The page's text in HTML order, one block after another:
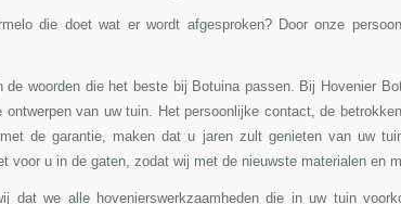
die doet wat er wordt afgesproken? Door onze
de woorden die het beste bij Botuina passen. Bij Hovenier
ontwerpen van uw tuin. Het persoonlijke contact, de
de garantie, maken dat u jaren zult genieten van uw
voor u in de gaten, zodat wij met de nieuwste materialen en
dat we alle hovenierswerkzaamheden die in uw tuin